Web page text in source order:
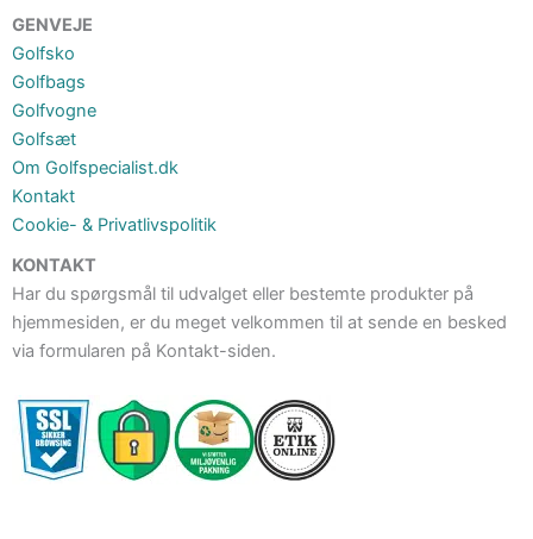
GENVEJE
Golfsko
Golfbags
Golfvogne
Golfsæt
Om Golfspecialist.dk
Kontakt
Cookie- & Privatlivspolitik
KONTAKT
Har du spørgsmål til udvalget eller bestemte produkter på
hjemmesiden, er du meget velkommen til at sende en besked
via formularen på Kontakt-siden.